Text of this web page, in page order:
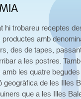
hi trobareu receptes
amb
des de tapes,
a les postres.
les quatre
geogràfica de les Illes
que a les Illes